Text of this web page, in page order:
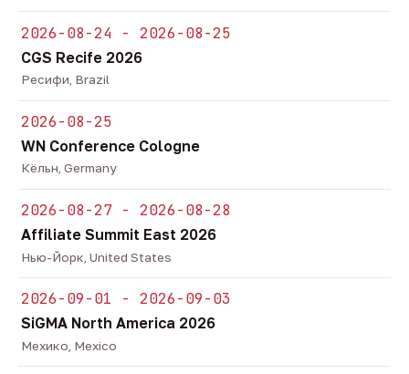
2026-08-24 - 2026-08-25
CGS Recife 2026
Ресифи, Brazil
2026-08-25
WN Conference Cologne
Кёльн, Germany
2026-08-27 - 2026-08-28
Affiliate Summit East 2026
Нью-Йорк, United States
2026-09-01 - 2026-09-03
SiGMA North America 2026
Мехико, Mexico